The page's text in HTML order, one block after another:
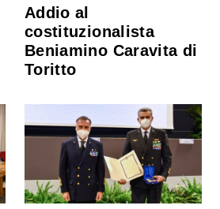
Addio al
costituzionalista
Beniamino Caravita di
Toritto